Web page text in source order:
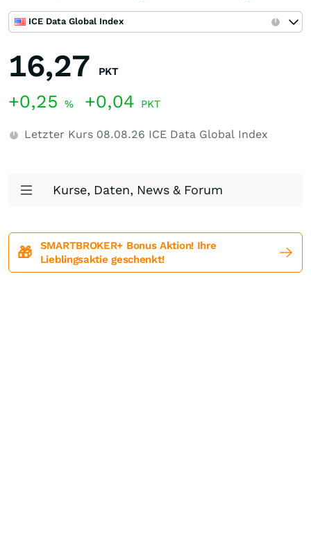
ICE Data Global Index
16,27 PKT
+0,25 % +0,04 PKT
Letzter Kurs 08.08.26 ICE Data Global Index
Kurse, Daten, News & Forum
🎁
SMARTBROKER+ Bonus Aktion! Ihre
Lieblingsaktie geschenkt!